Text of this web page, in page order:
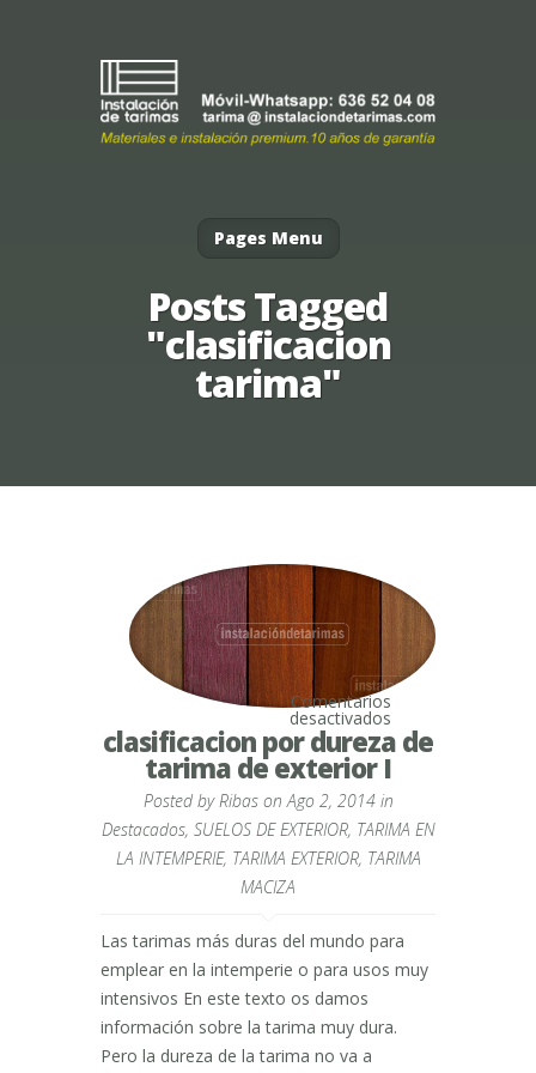
Pages Menu
Posts Tagged
"clasificacion
tarima"
Comentarios
desactivados
clasificacion
por
dureza
de
tarima
exterior
I
clasificacion por dureza de
tarima de exterior I
Posted by Ribason Ago 2, 2014 in
Destacados, SUELOS DE EXTERIOR, TARIMA EN
LA INTEMPERIE, TARIMA EXTERIOR, TARIMA
MACIZA
Las tarimas más duras del mundo para
emplear en la intemperie o para usos muy
intensivos En este texto os damos
información sobre la tarima muy dura.
Pero la dureza de la tarima no va a